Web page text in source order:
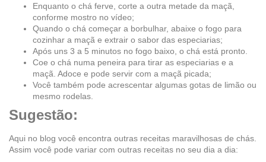
Enquanto o chá ferve, corte a outra metade da maçã,
conforme mostro no vídeo;
Quando o chá começar a borbulhar, abaixe o fogo para
cozinhar a maçã e extrair o sabor das especiarias;
Após uns 3 a 5 minutos no fogo baixo, o chá está pronto.
Coe o chá numa peneira para tirar as especiarias e a
maçã. Adoce e pode servir com a maçã picada;
Você também pode acrescentar algumas gotas de limão ou
mesmo rodelas.
Sugestão:
Aqui no blog você encontra outras receitas maravilhosas de chás.
Assim você pode variar com outras receitas no seu dia a dia: